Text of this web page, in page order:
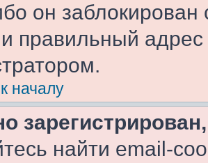
он
правильный адрес
началу
найти email-